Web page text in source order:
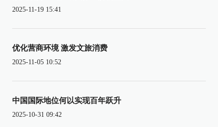
2025-11-19 15:41
优化营商环境 激发文旅消费
2025-11-05 10:52
中国国际地位何以实现百年跃升
2025-10-31 09:42